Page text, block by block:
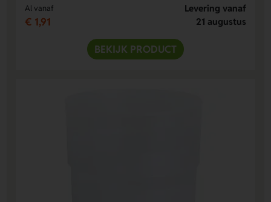
Al vanaf
€ 1,91
Levering vanaf
21 augustus
BEKIJK PRODUCT